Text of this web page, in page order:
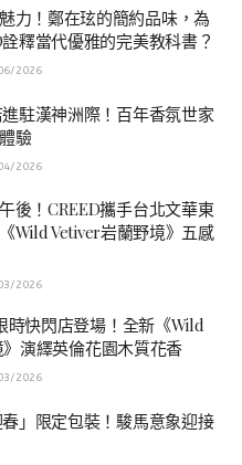
力！鄭在玹的簡約品味，為
釋當代優雅的完美教科書？
2026
駐漢神洲際！百年香氛世家
驗
2026
後！CREED攜手台北文華東
Wild Vetiver岩蘭野境》五感
2026
時快閃店登場！全新《Wild
演繹英倫花園木質花香
2026
」限定包裝！駿馬意象迎接